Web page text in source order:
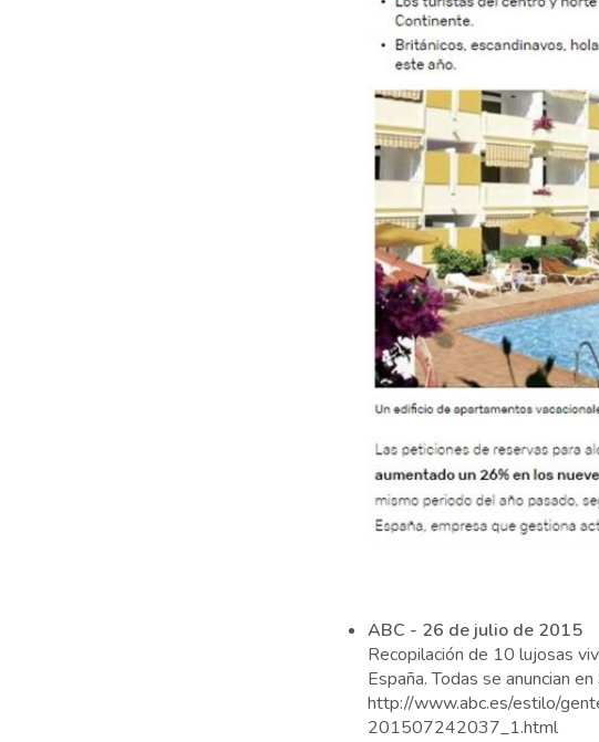
ABC - 26 de julio de 2015
Recopilación de 10 lujosas
España. Todas se anuncian
http://www.abc.es/estilo/
201507242037_1.html